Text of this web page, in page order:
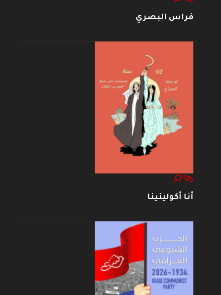
فراس البصري
أنا أكولينينا